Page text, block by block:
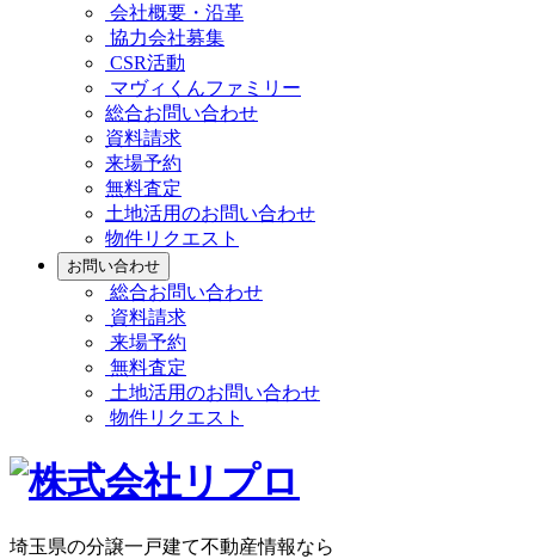
会社概要・沿革
協力会社募集
CSR活動
マヴィくんファミリー
総合お問い合わせ
資料請求
来場予約
無料査定
土地活用のお問い合わせ
物件リクエスト
お問い合わせ
総合お問い合わせ
資料請求
来場予約
無料査定
土地活用のお問い合わせ
物件リクエスト
埼玉県の分譲一戸建て不動産情報なら